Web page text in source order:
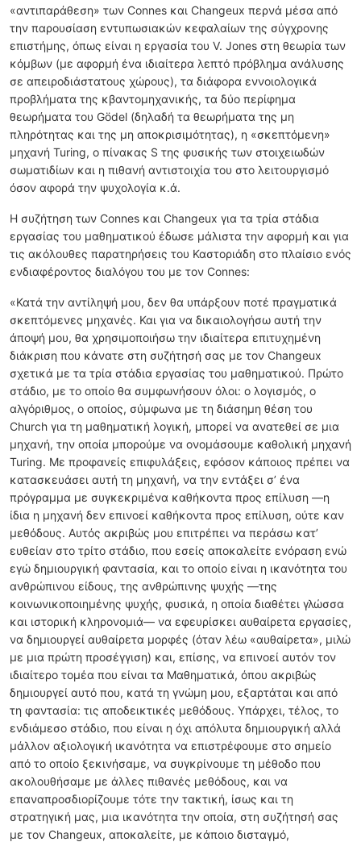
«αντιπαράθεση» των Connes και Changeux περνά μέσα από
την παρουσίαση εντυπωσιακών κεφαλαίων της σύγχρονης
επιστήμης, όπως είναι η εργασία του V. Jones στη θεωρία των
κόμβων (με αφορμή ένα ιδιαίτερα λεπτό πρόβλημα ανάλυσης
σε απειροδιάστατους χώρους), τα διάφορα εννοιολογικά
προβλήματα της κβαντομηχανικής, τα δύο περίφημα
θεωρήματα του Gödel (δηλαδή τα θεωρήματα της μη
πληρότητας και της μη αποκρισιμότητας), η «σκεπτόμενη»
μηχανή Turing, ο πίνακας S της φυσικής των στοιχειωδών
σωματιδίων και η πιθανή αντιστοιχία του στο λειτουργισμό
όσον αφορά την ψυχολογία κ.ά.
Η συζήτηση των Connes και Changeux για τα τρία στάδια
εργασίας του μαθηματικού έδωσε μάλιστα την αφορμή και για
τις ακόλουθες παρατηρήσεις του Καστοριάδη στο πλαίσιο ενός
ενδιαφέροντος διαλόγου του με τον Connes:
«Κατά την αντίληψή μου, δεν θα υπάρξουν ποτέ πραγματικά
σκεπτόμενες μηχανές. Και για να δικαιολογήσω αυτή την
άποψή μου, θα χρησιμοποιήσω την ιδιαίτερα επιτυχημένη
διάκριση που κάνατε στη συζήτησή σας με τον Changeux
σχετικά με τα τρία στάδια εργασίας του μαθηματικού. Πρώτο
στάδιο, με το οποίο θα συμφωνήσουν όλοι: ο λογισμός, ο
αλγόριθμος, ο οποίος, σύμφωνα με τη διάσημη θέση του
Church για τη μαθηματική λογική, μπορεί να ανατεθεί σε μια
μηχανή, την οποία μπορούμε να ονομάσουμε καθολική μηχανή
Turing. Με προφανείς επιφυλάξεις, εφόσον κάποιος πρέπει να
κατασκευάσει αυτή τη μηχανή, να την εντάξει σ’ ένα
πρόγραμμα με συγκεκριμένα καθήκοντα προς επίλυση —η
ίδια η μηχανή δεν επινοεί καθήκοντα προς επίλυση, ούτε καν
μεθόδους. Αυτός ακριβώς μου επιτρέπει να περάσω κατ’
ευθείαν στο τρίτο στάδιο, που εσείς αποκαλείτε ενόραση ενώ
εγώ δημιουργική φαντασία, και το οποίο είναι η ικανότητα του
ανθρώπινου είδους, της ανθρώπινης ψυχής —της
κοινωνικοποιημένης ψυχής, φυσικά, η οποία διαθέτει γλώσσα
και ιστορική κληρονομιά— να εφευρίσκει αυθαίρετα εργασίες,
να δημιουργεί αυθαίρετα μορφές (όταν λέω «αυθαίρετα», μιλώ
με μια πρώτη προσέγγιση) και, επίσης, να επινοεί αυτόν τον
ιδιαίτερο τομέα που είναι τα Μαθηματικά, όπου ακριβώς
δημιουργεί αυτό που, κατά τη γνώμη μου, εξαρτάται και από
τη φαντασία: τις αποδεικτικές μεθόδους. Υπάρχει, τέλος, το
ενδιάμεσο στάδιο, που είναι η όχι απόλυτα δημιουργική αλλά
μάλλον αξιολογική ικανότητα να επιστρέφουμε στο σημείο
από το οποίο ξεκινήσαμε, να συγκρίνουμε τη μέθοδο που
ακολουθήσαμε με άλλες πιθανές μεθόδους, και να
επαναπροσδιορίζουμε τότε την τακτική, ίσως και τη
στρατηγική μας, μια ικανότητα την οποία, στη συζήτησή σας
με τον Changeux, αποκαλείτε, με κάποιο δισταγμό,